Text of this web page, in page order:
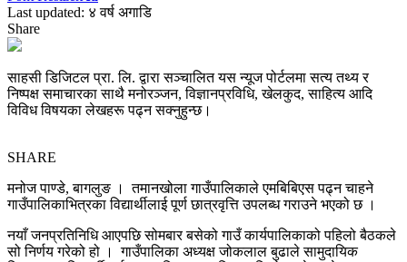
Last updated: ४ वर्ष अगाडि
Share
साहसी डिजिटल प्रा. लि. द्वारा सञ्चालित यस न्यूज पोर्टलमा सत्य तथ्य र
निष्पक्ष समाचारका साथै मनोरञ्जन, विज्ञानप्रविधि, खेलकुद, साहित्य आदि
विविध विषयका लेखहरू पढ्न सक्नुहुन्छ।
SHARE
मनोज पाण्डे, बागलुङ । तमानखोला गाउँपालिकाले एमबिबिएस पढ्न चाहने
गाउँपालिकाभित्रका विद्यार्थीलाई पूर्ण छात्रवृत्ति उपलब्ध गराउने भएको छ ।
नयाँ जनप्रतिनिधि आएपछि सोमबार बसेको गाउँ कार्यपालिकाको पहिलो बैठकले
सो निर्णय गरेको हो । गाउँपालिका अध्यक्ष जोकलाल बुढाले सामुदायिक